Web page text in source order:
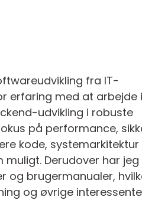
fra IT-
erfaring med at arbejde
udvikling i robuste
på performance,
kode, systemarkitektur
Derudover har
og brugermanualer,
og øvrige